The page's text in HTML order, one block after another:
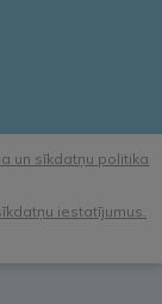
un sīkdatņu politika
iestatījumus.